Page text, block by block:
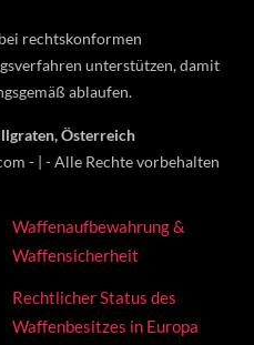
rechtskonformen
unterstützen, damit
ablaufen.
Österreich
- | - Alle Rechte vorbehalten
Waffenaufbewahrung &
Waffensicherheit
Rechtlicher Status des
Waffenbesitzes in Europa